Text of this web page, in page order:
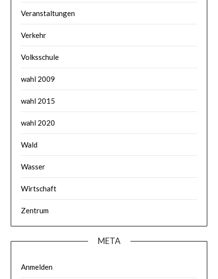
Veranstaltungen
Verkehr
Volksschule
wahl 2009
wahl 2015
wahl 2020
Wald
Wasser
Wirtschaft
Zentrum
META
Anmelden